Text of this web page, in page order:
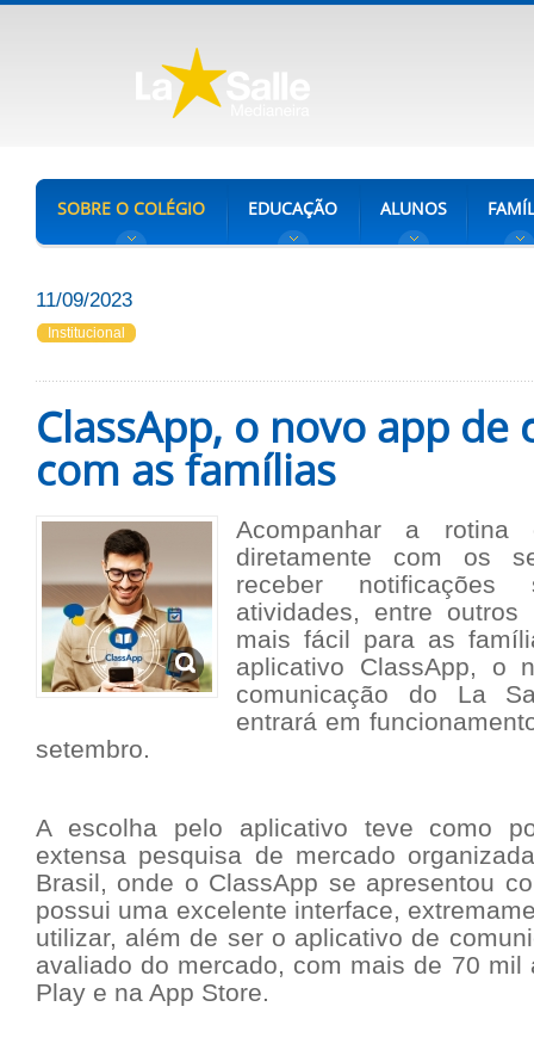
SOBRE O COLÉGIO EDUCAÇÃO ALUNOS
11/09/2023
Institucional
ClassApp, o novo app de
com as famílias
Acompanhar a rotina
diretamente com os
receber
atividades, entre
mais fácil para as
aplicativo ClassApp, o
comunicação do La
entrará em
setembro.
A escolha pelo aplicativo teve como
extensa pesquisa de mercado
Brasil, onde o ClassApp se apresentou
possui uma excelente interface,
utilizar, além de ser o aplicativo de
avaliado do mercado, com mais de 70 mil
Play e na App Store.